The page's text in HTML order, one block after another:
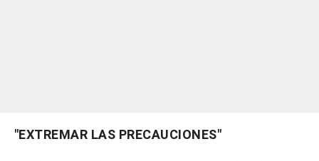
"EXTREMAR LAS PRECAUCIONES"